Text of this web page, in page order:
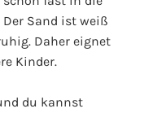
Sand ist weiß
Daher eignet
Kinder.
du kannst